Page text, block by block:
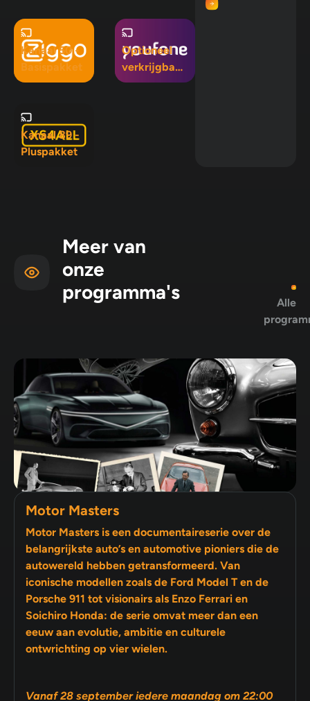
pakket
Kanaal 50 -
Basispakket
Optioneel
verkrijgbaar
in Mix 5, Mix
Kanaal 89 -
Pluspakket
Meer van
onze
programma's
Alle
Motor Masters
Motor Masters is een documentaireserie over de
belangrijkste auto’s en automotive pioniers die de
autowereld hebben getransformeerd. Van
iconische modellen zoals de Ford Model T en de
Porsche 911 tot visionairs als Enzo Ferrari en
Soichiro Honda: de serie omvat meer dan een
eeuw aan evolutie, ambitie en culturele
ontwrichting op vier wielen.
Vanaf 28 september iedere maandag om 22:00